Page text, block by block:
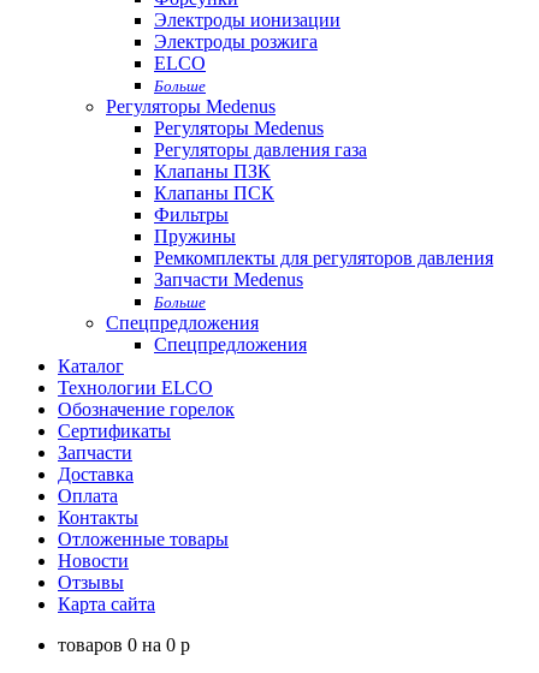
Электроды ионизации
Электроды розжига
ELCO
Больше
Регуляторы Medenus
Регуляторы Medenus
Регуляторы давления газа
Клапаны ПЗК
Клапаны ПСК
Фильтры
Пружины
Ремкомплекты для регуляторов давления
Запчасти Medenus
Больше
Спецпредложения
Спецпредложения
Каталог
Технологии ELCO
Обозначение горелок
Сертификаты
Запчасти
Доставка
Оплата
Контакты
Отложенные товары
Новости
Отзывы
Карта сайта
товаров 0 на 0 p